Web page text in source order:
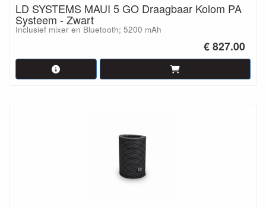
LD SYSTEMS MAUI 5 GO Draagbaar Kolom PA
Systeem - Zwart
Inclusief mixer en Bluetooth; 5200 mAh
€ 827.00